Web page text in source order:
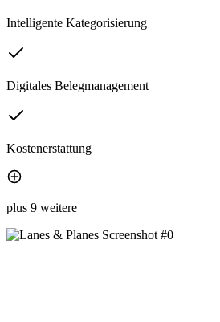
Intelligente Kategorisierung
Digitales Belegmanagement
Kostenerstattung
plus 9 weitere